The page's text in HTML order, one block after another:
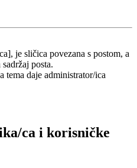
je sličica povezana s postom, a
posta.
tema daje administrator/ica
ca i korisničke